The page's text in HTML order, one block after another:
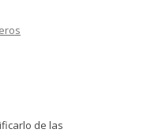
de las